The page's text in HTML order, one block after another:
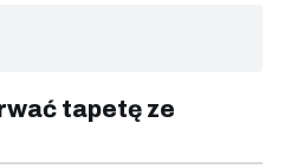
tapetę ze